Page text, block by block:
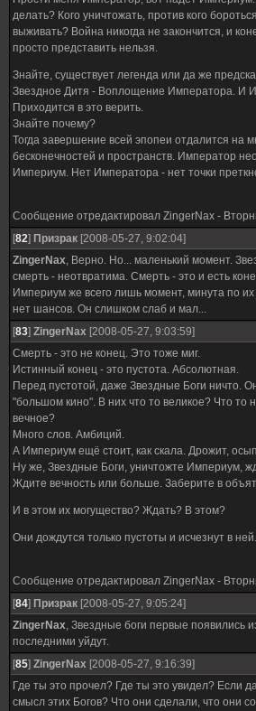
делать? Кого уничтожать, против кого
выживать? Война никогда не закончится, и
просто представить нельзя.
Знайте, существует легенда или да же
Звездное Дитя - Воплощение Императора. И
Приходится в это верить.
Знайте почему?
Тогда завершение всей эпопеи отдалится на
бесконечностей и пространств. Император
Империум. Нет Императора - нет точки
Сообщение отредактировал ZingerNax -
[82] Призрак [2008-05-27, 9:02:04]
ZingerNax, Верно. Но... маленький момент.
смерть - неотвратима. Смерть - это и есть
Империум же всего лишь момент, минута по
нет шансов. Он слишком слаб и мал...
[83] ZingerNax [2008-05-27, 9:03:59]
Смерть - это не конец. Это тоже миг.
Истинный конец - это пустота. Абсолютная.
Перед пустотой, даже Звездные Боги ничто.
"большом кино". В них что то великое? Что то
вечное?
Много слов. Амбиций.
А Империум ещё стоит, как скала. Дрожит,
Ну же, Звездные Боги, уничтожте Империум,
Ждите вечность или больше. Заберите в
И в этом их могущество? Ждать? В этом?
Они дождутся только пустоты и исчезнут в ней.
Сообщение отредактировал ZingerNax -
[84] Призрак [2008-05-27, 9:05:24]
ZingerNax, Звездные боги первые появились
последними уйдут.
[85] ZingerNax [2008-05-27, 9:16:39]
Где ты это прочел? Где ты это увидел? Если
смысл этих Богов? Что они сделали, что они